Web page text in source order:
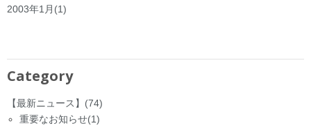
2003年1月 (1)
Category
【最新ニュース】 (74)
重要なお知らせ(1)